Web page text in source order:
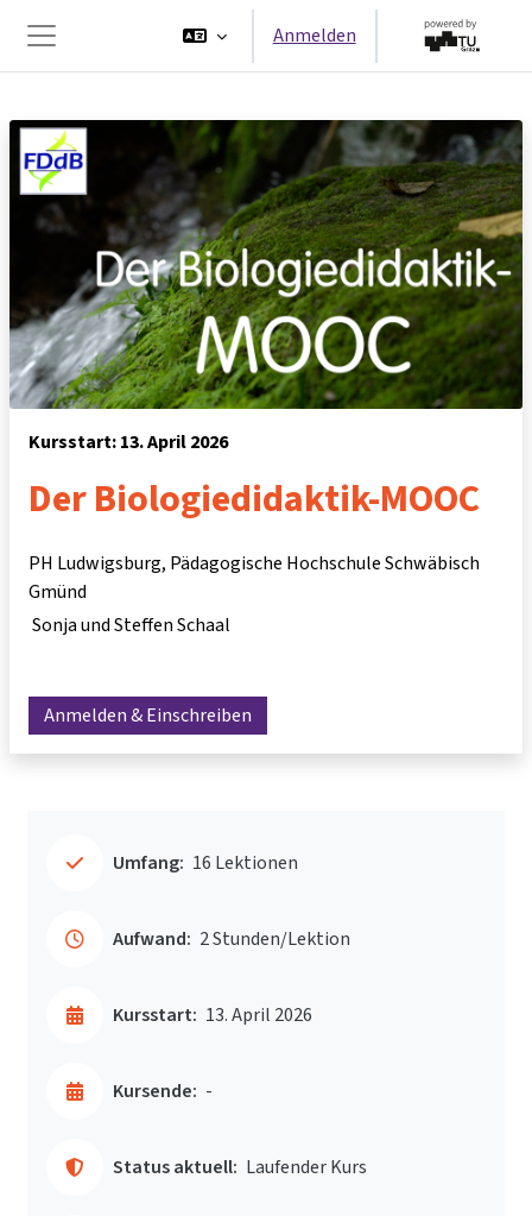
Website-Übersicht
Anmelden
Kursstart: 13. April 2026
Der Biologiedidaktik-MOOC
PH Ludwigsburg, Pädagogische Hochschule Schwäbisch
Gmünd
Sonja und Steffen Schaal
Anmelden & Einschreiben
Umfang: 16 Lektionen
Aufwand: 2 Stunden/Lektion
Kursstart: 13. April 2026
Kursende: -
Status aktuell: Laufender Kurs